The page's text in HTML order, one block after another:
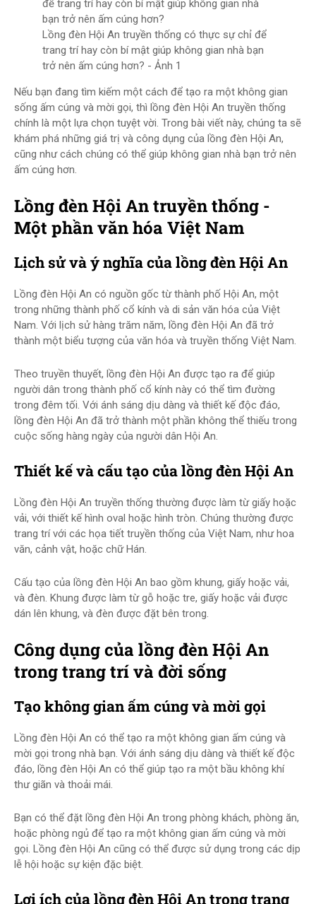
Lồng đèn Hội An truyền thống có thực sự chỉ để
trang trí hay còn bí mật giúp không gian nhà bạn
trở nên ấm cúng hơn? - Ảnh 1
Nếu bạn đang tìm kiếm một cách để tạo ra một không gian
sống ấm cúng và mời gọi, thì lồng đèn Hội An truyền thống
chính là một lựa chọn tuyệt vời. Trong bài viết này, chúng ta sẽ
khám phá những giá trị và công dụng của lồng đèn Hội An,
cũng như cách chúng có thể giúp không gian nhà bạn trở nên
ấm cúng hơn.
Lồng đèn Hội An truyền thống -
Một phần văn hóa Việt Nam
Lịch sử và ý nghĩa của lồng đèn Hội An
Lồng đèn Hội An có nguồn gốc từ thành phố Hội An, một
trong những thành phố cổ kính và di sản văn hóa của Việt
Nam. Với lịch sử hàng trăm năm, lồng đèn Hội An đã trở
thành một biểu tượng của văn hóa và truyền thống Việt Nam.
Theo truyền thuyết, lồng đèn Hội An được tạo ra để giúp
người dân trong thành phố cổ kính này có thể tìm đường
trong đêm tối. Với ánh sáng dịu dàng và thiết kế độc đáo,
lồng đèn Hội An đã trở thành một phần không thể thiếu trong
cuộc sống hàng ngày của người dân Hội An.
Thiết kế và cấu tạo của lồng đèn Hội An
Lồng đèn Hội An truyền thống thường được làm từ giấy hoặc
vải, với thiết kế hình oval hoặc hình tròn. Chúng thường được
trang trí với các họa tiết truyền thống của Việt Nam, như hoa
văn, cảnh vật, hoặc chữ Hán.
Cấu tạo của lồng đèn Hội An bao gồm khung, giấy hoặc vải,
và đèn. Khung được làm từ gỗ hoặc tre, giấy hoặc vải được
dán lên khung, và đèn được đặt bên trong.
Công dụng của lồng đèn Hội An
trong trang trí và đời sống
Tạo không gian ấm cúng và mời gọi
Lồng đèn Hội An có thể tạo ra một không gian ấm cúng và
mời gọi trong nhà bạn. Với ánh sáng dịu dàng và thiết kế độc
đáo, lồng đèn Hội An có thể giúp tạo ra một bầu không khí
thư giãn và thoải mái.
Bạn có thể đặt lồng đèn Hội An trong phòng khách, phòng ăn,
hoặc phòng ngủ để tạo ra một không gian ấm cúng và mời
gọi. Lồng đèn Hội An cũng có thể được sử dụng trong các dịp
lễ hội hoặc sự kiện đặc biệt.
Lợi ích của lồng đèn Hội An trong trang